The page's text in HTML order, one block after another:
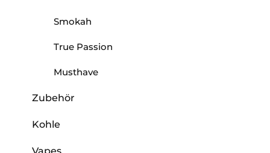
Smokah
True Passion
Musthave
Zubehör
Kohle